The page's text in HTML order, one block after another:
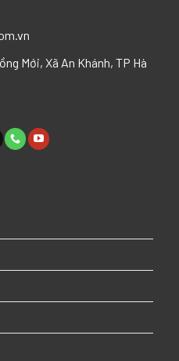
Mới, Xã An Khánh, TP Hà